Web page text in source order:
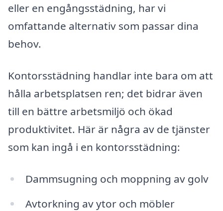
eller en engångsstädning, har vi
omfattande alternativ som passar dina
behov.
Kontorsstädning handlar inte bara om att
hålla arbetsplatsen ren; det bidrar även
till en bättre arbetsmiljö och ökad
produktivitet. Här är några av de tjänster
som kan ingå i en kontorsstädning:
Dammsugning och moppning av golv
Avtorkning av ytor och möbler